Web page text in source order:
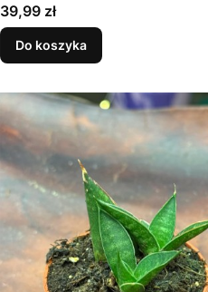
Cena
39,99 zł
Do koszyka